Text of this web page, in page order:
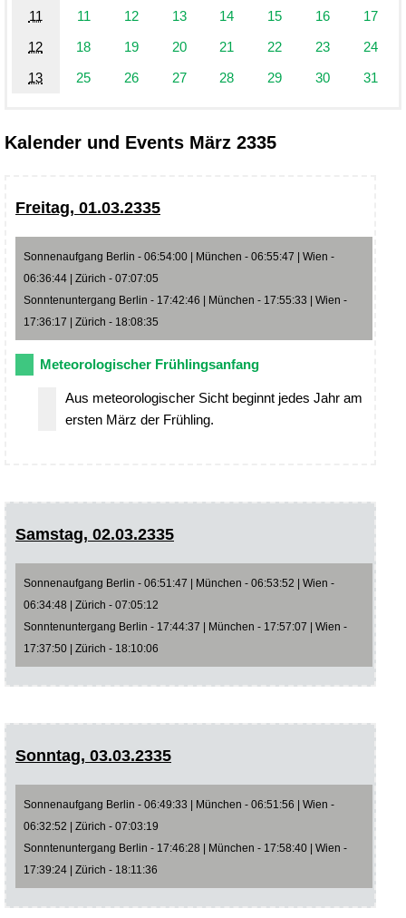
11
11 12 13 14 15 16
17
12
18 19 20 21 22 23
24
13
25 26 27 28 29 30 31
Kalender und Events März 2335
Freitag, 01.03.2335
Sonnenaufgang Berlin - 06:54:00 | München - 06:55:47 | Wien -
06:36:44 | Zürich - 07:07:05
Sonntenuntergang Berlin - 17:42:46 | München - 17:55:33 | Wien -
17:36:17 | Zürich - 18:08:35
Meteorologischer Frühlingsanfang
Aus meteorologischer Sicht beginnt jedes Jahr am
ersten März der Frühling.
Samstag, 02.03.2335
Sonnenaufgang Berlin - 06:51:47 | München - 06:53:52 | Wien -
06:34:48 | Zürich - 07:05:12
Sonntenuntergang Berlin - 17:44:37 | München - 17:57:07 | Wien -
17:37:50 | Zürich - 18:10:06
Sonntag, 03.03.2335
Sonnenaufgang Berlin - 06:49:33 | München - 06:51:56 | Wien -
06:32:52 | Zürich - 07:03:19
Sonntenuntergang Berlin - 17:46:28 | München - 17:58:40 | Wien -
17:39:24 | Zürich - 18:11:36